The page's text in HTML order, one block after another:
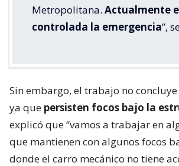
Metropolitana. Actualmente
controlada la emergencia”,
Sin embargo, el trabajo no
ya que persisten focos bajo la
explicó que “vamos a trabajar en
que mantienen con algunos focos
donde el carro mecánico no tiene